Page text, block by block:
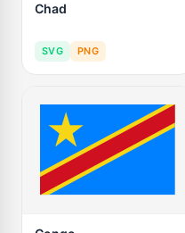
Chad
SVG PNG